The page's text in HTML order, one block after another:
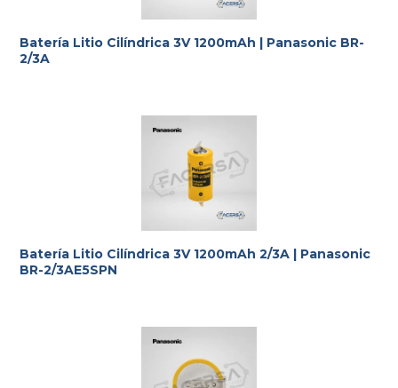
Batería Litio Cilíndrica 3V 1200mAh | Panasonic BR-
2/3A
Batería Litio Cilíndrica 3V 1200mAh 2/3A | Panasonic
BR-2/3AE5SPN